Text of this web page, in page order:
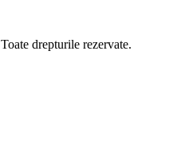
Toate drepturile rezervate.